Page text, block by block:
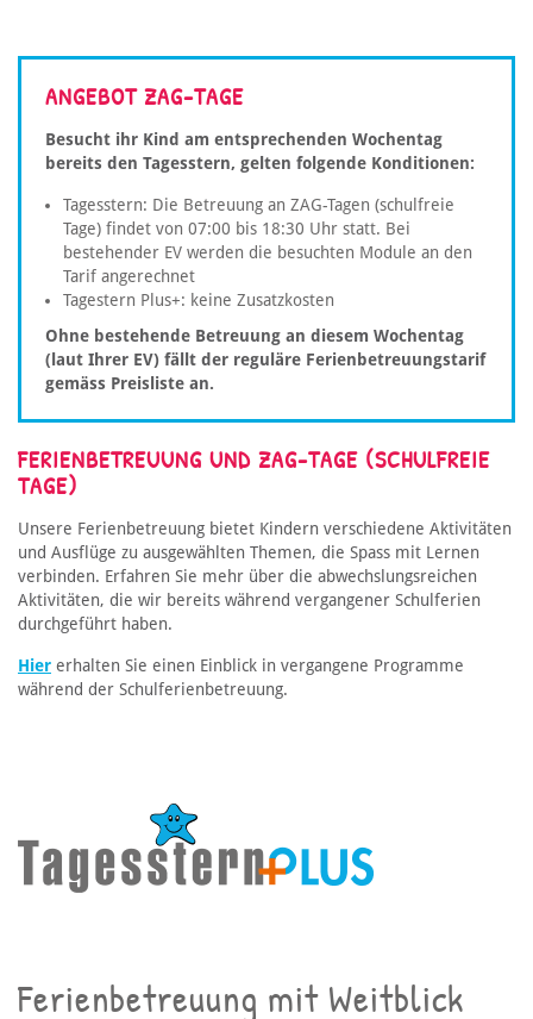
ANGEBOT ZAG-TAGE
Besucht ihr Kind am entsprechenden Wochentag
bereits den Tagesstern, gelten folgende Konditionen:
Tagesstern: Die Betreuung an ZAG-Tagen (schulfreie
Tage) findet von 07:00 bis 18:30 Uhr statt. Bei
bestehender EV werden die besuchten Module an den
Tarif angerechnet
Tagestern Plus+: keine Zusatzkosten
Ohne bestehende Betreuung an diesem Wochentag
(laut Ihrer EV) fällt der reguläre Ferienbetreuungstarif
gemäss Preisliste an.
FERIENBETREUUNG UND ZAG-TAGE (SCHULFREIE
TAGE)
Unsere Ferienbetreuung bietet Kindern verschiedene Aktivitäten
und Ausflüge zu ausgewählten Themen, die Spass mit Lernen
verbinden. Erfahren Sie mehr über die abwechslungsreichen
Aktivitäten, die wir bereits während vergangener Schulferien
durchgeführt haben.
Hier erhalten Sie einen Einblick in vergangene Programme
während der Schulferienbetreuung.
Ferienbetreuung mit Weitblick